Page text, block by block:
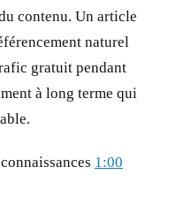
contenu. Un article
naturel
gratuit pendant
à long terme qui
1:00